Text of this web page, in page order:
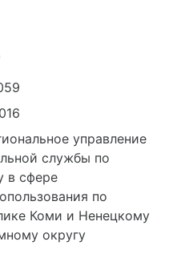
управление
службы по
в сфере
по
Коми и Ненецкому
округу